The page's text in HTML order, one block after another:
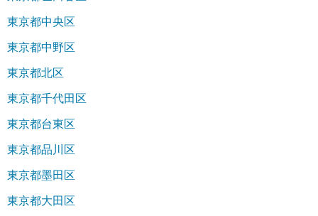
東京都中央区
東京都中野区
東京都北区
東京都千代田区
東京都台東区
東京都品川区
東京都墨田区
東京都大田区